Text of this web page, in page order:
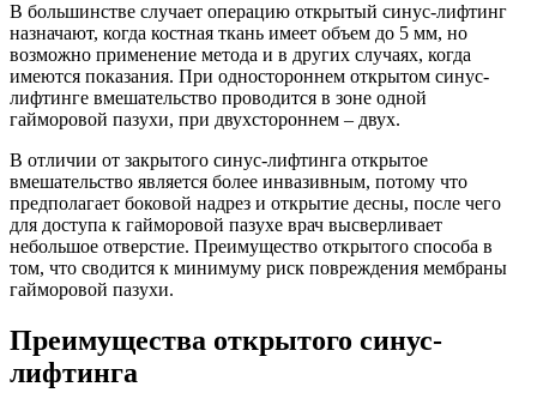
В большинстве случает операцию открытый синус-лифтинг
назначают, когда костная ткань имеет объем до 5 мм, но
возможно применение метода и в других случаях, когда
имеются показания. При одностороннем открытом синус-
лифтинге вмешательство проводится в зоне одной
гайморовой пазухи, при двухстороннем – двух.
В отличии от закрытого синус-лифтинга открытое
вмешательство является более инвазивным, потому что
предполагает боковой надрез и открытие десны, после чего
для доступа к гайморовой пазухе врач высверливает
небольшое отверстие. Преимущество открытого способа в
том, что сводится к минимуму риск повреждения мембраны
гайморовой пазухи.
Преимущества открытого синус-
лифтинга